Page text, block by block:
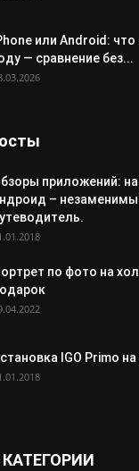
или Android:
— сравнение без...
приложений:
–
по фото на
IGO Primo